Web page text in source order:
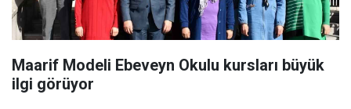
Maarif Modeli Ebeveyn Okulu kursları büyük
ilgi görüyor